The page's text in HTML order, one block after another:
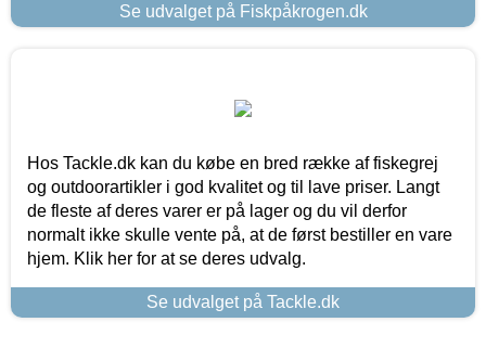
Se udvalget på Fiskpåkrogen.dk
Hos Tackle.dk kan du købe en bred række af fiskegrej
og outdoorartikler i god kvalitet og til lave priser. Langt
de fleste af deres varer er på lager og du vil derfor
normalt ikke skulle vente på, at de først bestiller en vare
hjem. Klik her for at se deres udvalg.
Se udvalget på Tackle.dk